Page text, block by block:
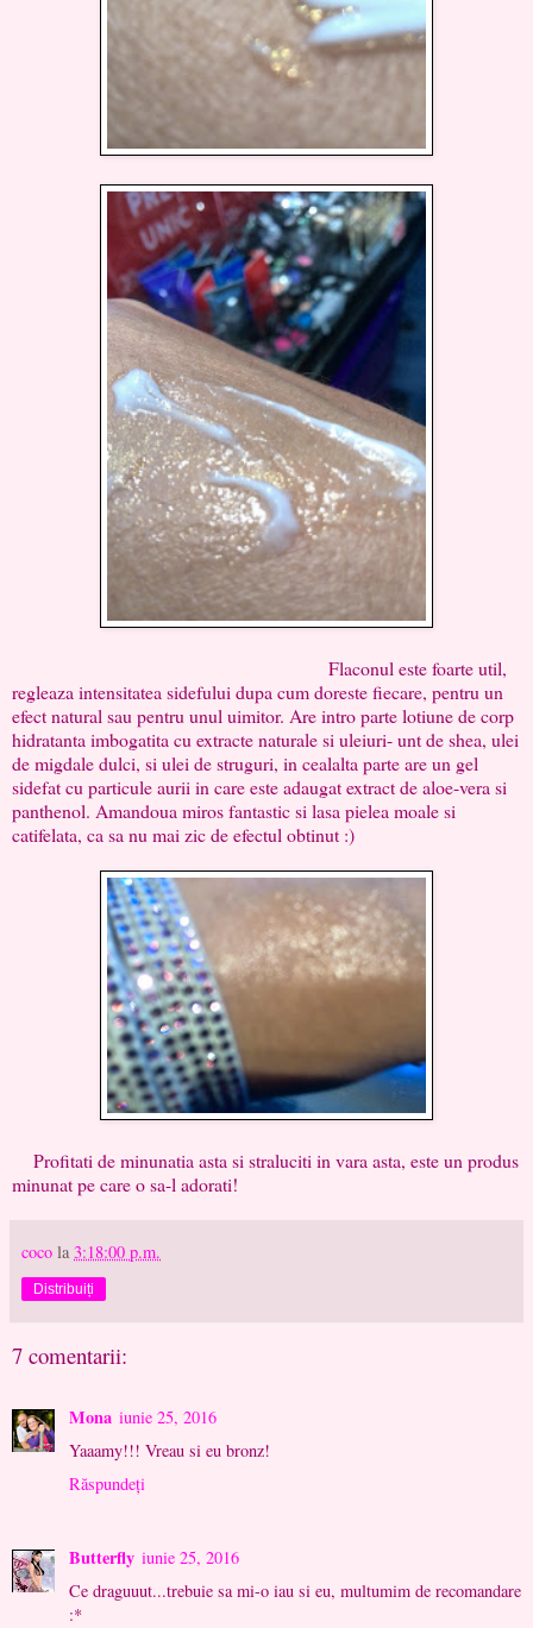
Flaconul este foarte util,
regleaza intensitatea sidefului dupa cum doreste fiecare, pentru un
efect natural sau pentru unul uimitor. Are intro parte lotiune de corp
hidratanta imbogatita cu extracte naturale si uleiuri- unt de shea, ulei
de migdale dulci, si ulei de struguri, in cealalta parte are un gel
sidefat cu particule aurii in care este adaugat extract de aloe-vera si
panthenol. Amandoua miros fantastic si lasa pielea moale si
catifelata, ca sa nu mai zic de efectul obtinut :)
Profitati de minunatia asta si straluciti in vara asta, este un produs
minunat pe care o sa-l adorati!
coco la 3:18:00 p.m.
Distribuiți
7 comentarii:
Mona iunie 25, 2016
Yaaamy!!! Vreau si eu bronz!
Răspundeți
Butterfly iunie 25, 2016
Ce draguuut...trebuie sa mi-o iau si eu, multumim de recomandare
:*